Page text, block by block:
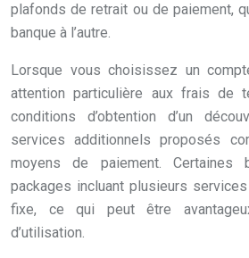
plafonds de retrait ou de paiement,
banque à l’autre.
Lorsque vous choisissez un
attention particulière aux frais de
conditions d’obtention d’un
services additionnels proposés
moyens de paiement. Certaines
packages incluant plusieurs
fixe, ce qui peut être
d’utilisation.